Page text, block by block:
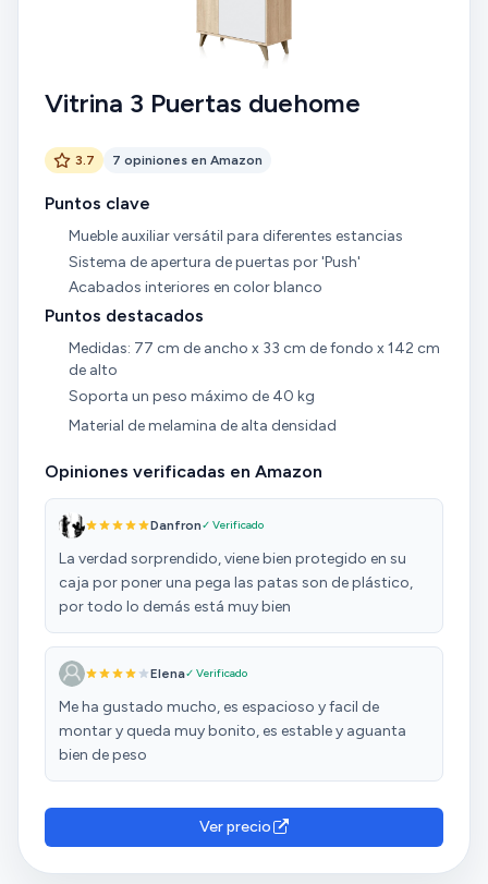
Vitrina 3 Puertas duehome
3.7 7 opiniones en Amazon
Puntos clave
Mueble auxiliar versátil para diferentes estancias
Sistema de apertura de puertas por 'Push'
Acabados interiores en color blanco
Puntos destacados
Medidas: 77 cm de ancho x 33 cm de fondo x 142 cm
de alto
Soporta un peso máximo de 40 kg
Material de melamina de alta densidad
Opiniones verificadas en Amazon
Danfron✓ Verificado
La verdad sorprendido, viene bien protegido en su
caja por poner una pega las patas son de plástico,
por todo lo demás está muy bien
Elena✓ Verificado
Me ha gustado mucho, es espacioso y facil de
montar y queda muy bonito, es estable y aguanta
bien de peso
Ver precio